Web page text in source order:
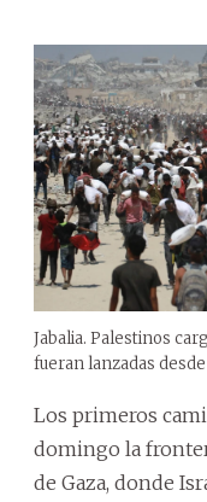
Jabalia. Palestinos
fueran lanzadas
Los primeros
domingo la
de Gaza, donde